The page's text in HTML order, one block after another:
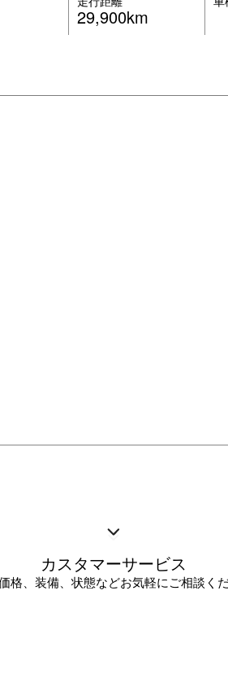
29,900km
カスタマーサービス
格、装備、状態などお気軽にご相談くだ